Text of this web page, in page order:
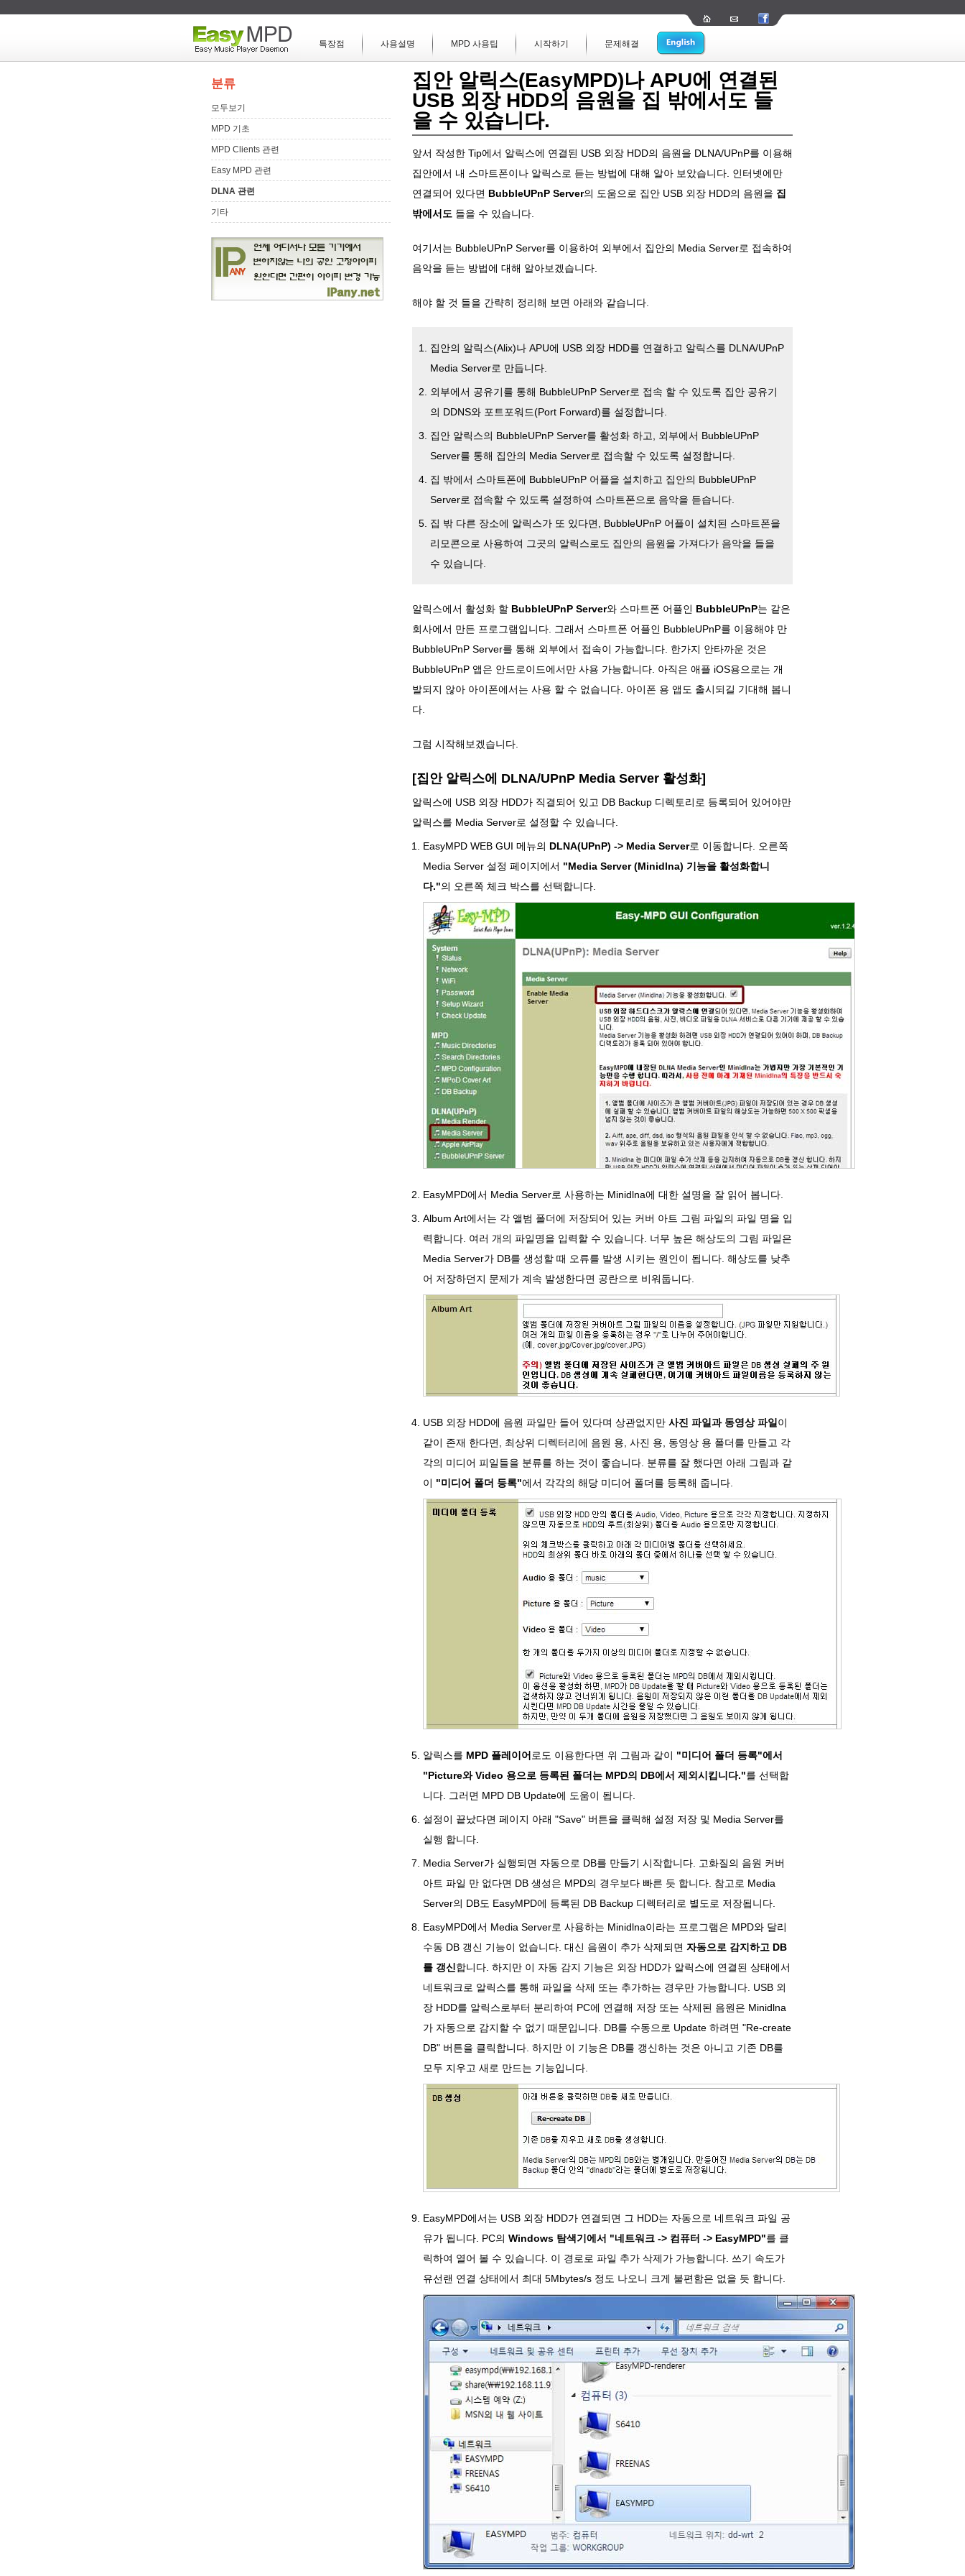
특장점 사용설명 MPD 사용팁 시작하기 문제해결
집안 알릭스(EasyMPD)나 APU에 연결된
USB 외장 HDD의 음원을 집 밖에서도 들
을 수 있습니다.
앞서 작성한 Tip에서 알릭스에 연결된 USB 외장 HDD의 음원을 DLNA/UPnP를 이용해
집안에서 내 스마트폰이나 알릭스로 듣는 방법에 대해 알아 보았습니다. 인터넷에만
연결되어 있다면 BubbleUPnP Server의 도움으로 집안 USB 외장 HDD의 음원을 집
밖에서도 들을 수 있습니다.
여기서는 BubbleUPnP Server를 이용하여 외부에서 집안의 Media Server로 접속하여
음악을 듣는 방법에 대해 알아보겠습니다.
해야 할 것 들을 간략히 정리해 보면 아래와 같습니다.
집안의 알릭스(Alix)나 APU에 USB 외장 HDD를 연결하고 알릭스를 DLNA/UPnP
Media Server로 만듭니다.
외부에서 공유기를 통해 BubbleUPnP Server로 접속 할 수 있도록 집안 공유기
의 DDNS와 포트포워드(Port Forward)를 설정합니다.
집안 알릭스의 BubbleUPnP Server를 활성화 하고, 외부에서 BubbleUPnP
Server를 통해 집안의 Media Server로 접속할 수 있도록 설정합니다.
집 밖에서 스마트폰에 BubbleUPnP 어플을 설치하고 집안의 BubbleUPnP
Server로 접속할 수 있도록 설정하여 스마트폰으로 음악을 듣습니다.
집 밖 다른 장소에 알릭스가 또 있다면, BubbleUPnP 어플이 설치된 스마트폰을
리모콘으로 사용하여 그곳의 알릭스로도 집안의 음원을 가져다가 음악을 들을
수 있습니다.
알릭스에서 활성화 할 BubbleUPnP Server와 스마트폰 어플인 BubbleUPnP는 같은
회사에서 만든 프로그램입니다. 그래서 스마트폰 어플인 BubbleUPnP를 이용해야 만
BubbleUPnP Server를 통해 외부에서 접속이 가능합니다. 한가지 안타까운 것은
BubbleUPnP 앱은 안드로이드에서만 사용 가능합니다. 아직은 애플 iOS용으로는 개
발되지 않아 아이폰에서는 사용 할 수 없습니다. 아이폰 용 앱도 출시되길 기대해 봅니
다.
그럼 시작해보겠습니다.
[집안 알릭스에 DLNA/UPnP Media Server 활성화]
알릭스에 USB 외장 HDD가 직결되어 있고 DB Backup 디렉토리로 등록되어 있어야만
알릭스를 Media Server로 설정할 수 있습니다.
EasyMPD WEB GUI 메뉴의 DLNA(UPnP) -> Media Server로 이동합니다. 오른쪽
Media Server 설정 페이지에서 "Media Server (Minidlna) 기능을 활성화합니
다."의 오른쪽 체크 박스를 선택합니다.
EasyMPD에서 Media Server로 사용하는 Minidlna에 대한 설명을 잘 읽어 봅니다.
Album Art에서는 각 앨범 폴더에 저장되어 있는 커버 아트 그림 파일의 파일 명을 입
력합니다. 여러 개의 파일명을 입력할 수 있습니다. 너무 높은 해상도의 그림 파일은
Media Server가 DB를 생성할 때 오류를 발생 시키는 원인이 됩니다. 해상도를 낮추
어 저장하던지 문제가 계속 발생한다면 공란으로 비워둡니다.
USB 외장 HDD에 음원 파일만 들어 있다며 상관없지만 사진 파일과 동영상 파일 이
같이 존재 한다면, 최상위 디렉터리에 음원 용, 사진 용, 동영상 용 폴더를 만들고 각
각의 미디어 피일들을 분류를 하는 것이 좋습니다. 분류를 잘 했다면 아래 그림과 같
이 "미디어 폴더 등록"에서 각각의 해당 미디어 폴더를 등록해 줍니다.
알릭스를 MPD 플레이어 로도 이용한다면 위 그림과 같이 "미디어 폴더 등록"에서
"Picture와 Video 용으로 등록된 폴더는 MPD의 DB에서 제외시킵니다."를 선택합
니다. 그러면 MPD DB Update에 도움이 됩니다.
설정이 끝났다면 페이지 아래 "Save" 버튼을 클릭해 설정 저장 및 Media Server를
실행 합니다.
Media Server가 실행되면 자동으로 DB를 만들기 시작합니다. 고화질의 음원 커버
아트 파일 만 없다면 DB 생성은 MPD의 경우보다 빠른 듯 합니다. 참고로 Media
Server의 DB도 EasyMPD에 등록된 DB Backup 디렉터리로 별도로 저장됩니다.
EasyMPD에서 Media Server로 사용하는 Minidlna이라는 프로그램은 MPD와 달리
수동 DB 갱신 기능이 없습니다. 대신 음원이 추가 삭제되면 자동으로 감지하고 DB
를 갱신 합니다. 하지만 이 자동 감지 기능은 외장 HDD가 알릭스에 연결된 상태에서
네트워크로 알릭스를 통해 파일을 삭제 또는 추가하는 경우만 가능합니다. USB 외
장 HDD를 알릭스로부터 분리하여 PC에 연결해 저장 또는 삭제된 음원은 Minidlna
가 자동으로 감지할 수 없기 때문입니다. DB를 수동으로 Update 하려면 "Re-create
DB" 버튼을 클릭합니다. 하지만 이 기능은 DB를 갱신하는 것은 아니고 기존 DB를
모두 지우고 새로 만드는 기능입니다.
EasyMPD에서는 USB 외장 HDD가 연결되면 그 HDD는 자동으로 네트워크 파일 공
유가 됩니다. PC의 Windows 탐색기에서 "네트워크 -> 컴퓨터 -> EasyMPD"를 클
릭하여 열어 볼 수 있습니다. 이 경로로 파일 추가 삭제가 가능합니다. 쓰기 속도가
유선랜 연결 상태에서 최대 5Mbytes/s 정도 나오니 크게 불편함은 없을 듯 합니다.
분류
모두보기
MPD 기초
MPD Clients 관련
Easy MPD 관련
DLNA 관련
기타